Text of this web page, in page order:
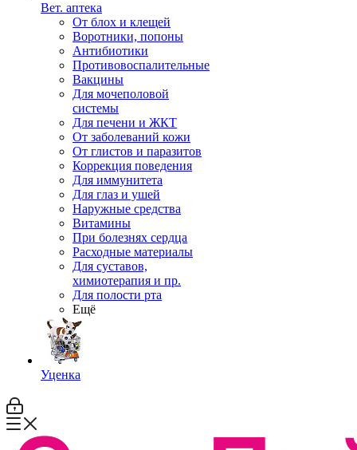
Вет. аптека
От блох и клещей
Воротники, попоны
Антибиотики
Противовоспалительные
Вакцины
Для мочеполовой
системы
Для печени и ЖКТ
От заболеваний кожи
От глистов и паразитов
Коррекция поведения
Для иммунитета
Для глаз и ушей
Наружные средства
Витамины
При болезнях сердца
Расходные материалы
Для суставов,
химиотерапия и пр.
Для полости рта
Ещё
Уценка